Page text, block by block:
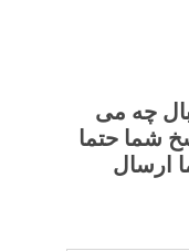
چه می
شما حتما
ارسال